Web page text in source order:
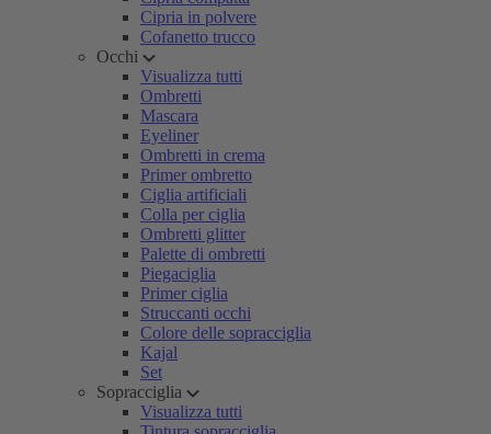
Cipria in polvere
Cofanetto trucco
Occhi
Visualizza tutti
Ombretti
Mascara
Eyeliner
Ombretti in crema
Primer ombretto
Ciglia artificiali
Colla per ciglia
Ombretti glitter
Palette di ombretti
Piegaciglia
Primer ciglia
Struccanti occhi
Colore delle sopracciglia
Kajal
Set
Sopracciglia
Visualizza tutti